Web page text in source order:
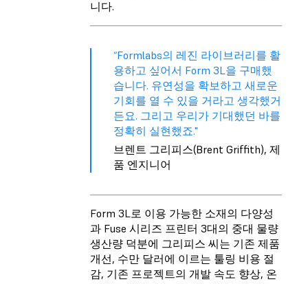
니다.
“Formlabs의 레진 라이브러리를 활
용하고 싶어서 Form 3L을 구매했
습니다. 유연성을 확보하고 새로운
기회를 열 수 있을 거라고 생각했거
든요. 그리고 우리가 기대했던 바를
정확히 실현했죠."
브렌트 그리피스(Brent Griffith), 제
품 엔지니어
Form 3L로 이용 가능한 소재의 다양성
과 Fuse 시리즈 프린터 3대의 중대 물량
생산량 덕분에 그리피스 씨는 기존 제품
개선, 수만 달러에 이르는 툴링 비용 절
감, 기존 프로젝트의 개발 속도 향상, 온